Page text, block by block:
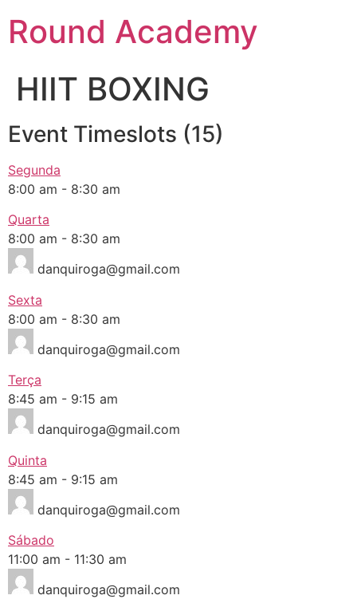
Round Academy
HIIT BOXING
Event Timeslots (15)
Segunda
8:00 am - 8:30 am
Quarta
8:00 am - 8:30 am
danquiroga@gmail.com
Sexta
8:00 am - 8:30 am
danquiroga@gmail.com
Terça
8:45 am - 9:15 am
danquiroga@gmail.com
Quinta
8:45 am - 9:15 am
danquiroga@gmail.com
Sábado
11:00 am - 11:30 am
danquiroga@gmail.com